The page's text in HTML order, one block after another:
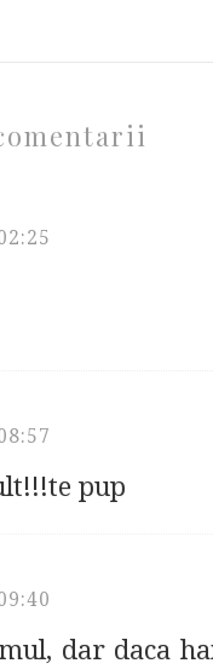
pup
dar daca